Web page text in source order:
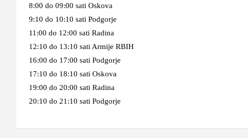
8:00 do 09:00 sati Oskova
9:10 do 10:10 sati Podgorje
11:00 do 12:00 sati Radina
12:10 do 13:10 sati Armije RBIH
16:00 do 17:00 sati Podgorje
17:10 do 18:10 sati Oskova
19:00 do 20:00 sati Radina
20:10 do 21:10 sati Podgorje